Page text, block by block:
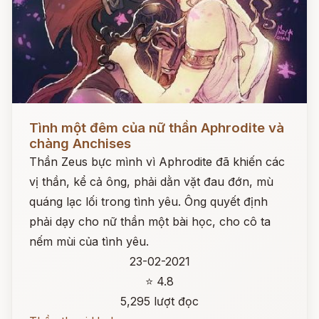
Tình một đêm của nữ thần Aphrodite và
chàng Anchises
Thần Zeus bực mình vì Aphrodite đã khiến các
vị thần, kể cả ông, phải dằn vặt đau đớn, mù
quáng lạc lối trong tình yêu. Ông quyết định
phải dạy cho nữ thần một bài học, cho cô ta
nếm mùi của tình yêu.
23-02-2021
⭐ 4.8
5,295 lượt đọc